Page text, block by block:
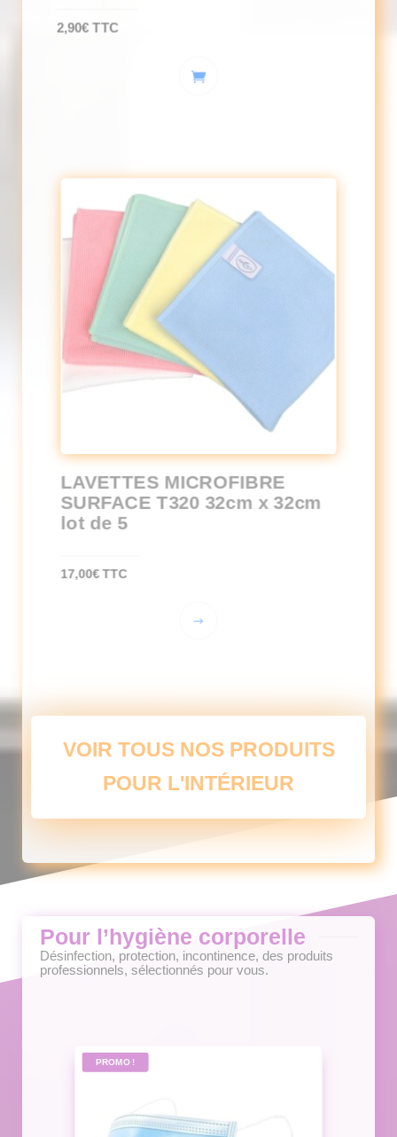
2,90€ TTC
LAVETTES MICROFIBRE
SURFACE T320 32cm x 32cm
lot de 5
17,00€ TTC
Ce
options
être
page
VOIR TOUS NOS PRODUITS
POUR L'INTÉRIEUR
Pour l’hygiène corporelle
Désinfection, protection, incontinence, des produits
professionnels, sélectionnés pour vous.
PROMO !